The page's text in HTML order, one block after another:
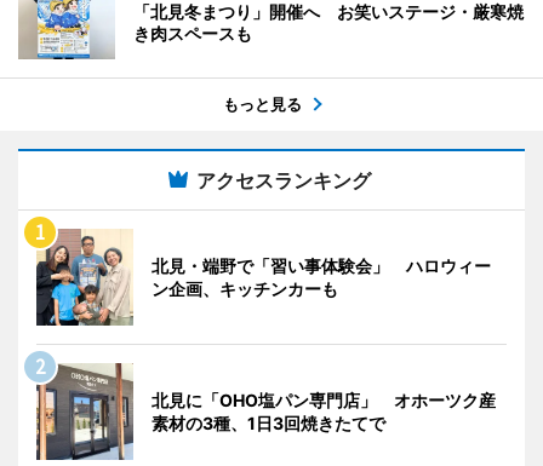
「北見冬まつり」開催へ お笑いステージ・厳寒焼
き肉スペースも
もっと見る
アクセスランキング
北見・端野で「習い事体験会」 ハロウィー
ン企画、キッチンカーも
北見に「OHO塩パン専門店」 オホーツク産
素材の3種、1日3回焼きたてで